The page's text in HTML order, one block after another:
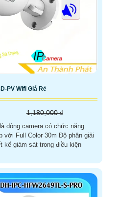
PV Wifi Giá Rẻ
1,180,000 ₫
dòng camera có chức năng
với Full Color 30m Độ phân giải